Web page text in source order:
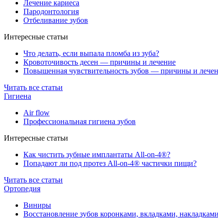
Лечение кариеса
Пародонтология
Отбеливание зубов
Интересные статьи
Что делать, если выпала пломба из зуба?
Кровоточивость десен — причины и лечение
Повышенная чувствительность зубов — причины и
Читать все статьи
Гигиена
Air flow
Профессиональная гигиена зубов
Интересные статьи
Как чистить зубные имплантаты All-on-4®?
Попадают ли под протез All-on-4® частички пищи?
Читать все статьи
Ортопедия
Виниры
Восстановление зубов коронками, вкладками, накладками